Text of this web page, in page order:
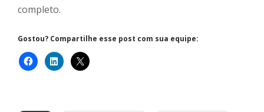
completo.
Gostou? Compartilhe esse post com sua equipe: